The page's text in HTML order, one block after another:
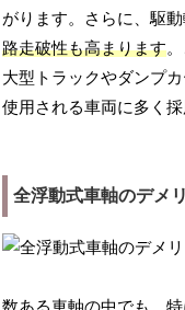
がります。さらに、駆
路走破性も高まります
大型トラックやダンプ
使用される車両に多く採
全浮動式車軸のデメ